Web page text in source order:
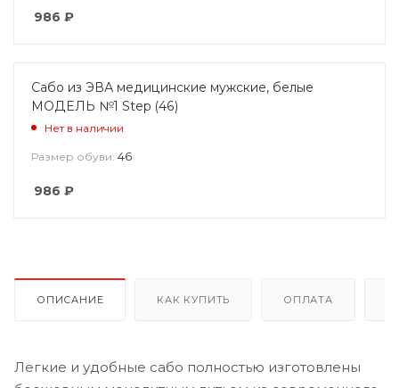
986 ₽
Сабо из ЭВА медицинские мужские, белые
МОДЕЛЬ №1 Step (46)
Нет в наличии
Размер обуви: 46
986 ₽
ОПИСАНИЕ КАК КУПИТЬ ОПЛАТА
Легкие и удобные сабо полностью изготовлены